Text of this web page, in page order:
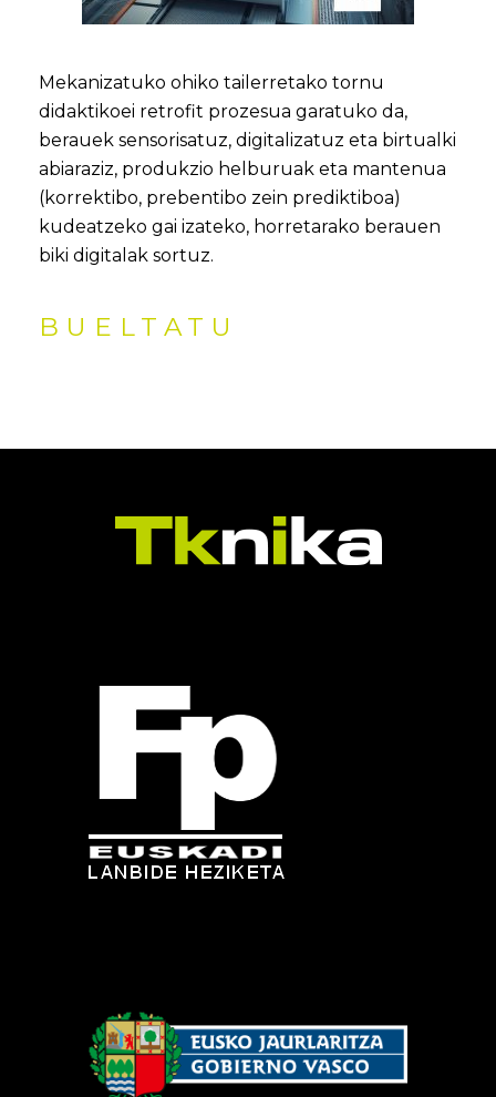
Mekanizatuko ohiko tailerretako tornu
didaktikoei retrofit prozesua garatuko da,
berauek sensorisatuz, digitalizatuz eta birtualki
abiaraziz, produkzio helburuak eta mantenua
(korrektibo, prebentibo zein prediktiboa)
kudeatzeko gai izateko, horretarako berauen
biki digitalak sortuz.
BUELTATU